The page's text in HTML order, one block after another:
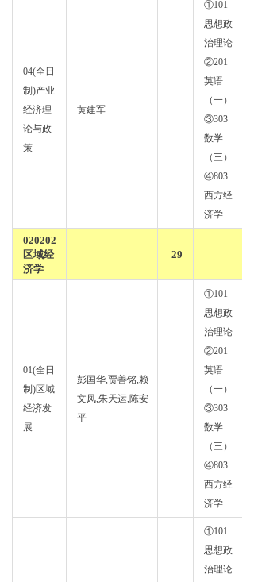
04(全日
制)产业
经济理
论与政
策
黄建军
①101
思想政
治理论
②201
英语
（一）
③303
数学
（三）
④803
西方经
济学
020202
区域经
济学
29
01(全日
制)区域
经济发
展
彭国华,贾善铭,赖
文凤,朱天运,陈安
平
①101
思想政
治理论
②201
英语
（一）
③303
数学
（三）
④803
西方经
济学
①101
思想政
治理论